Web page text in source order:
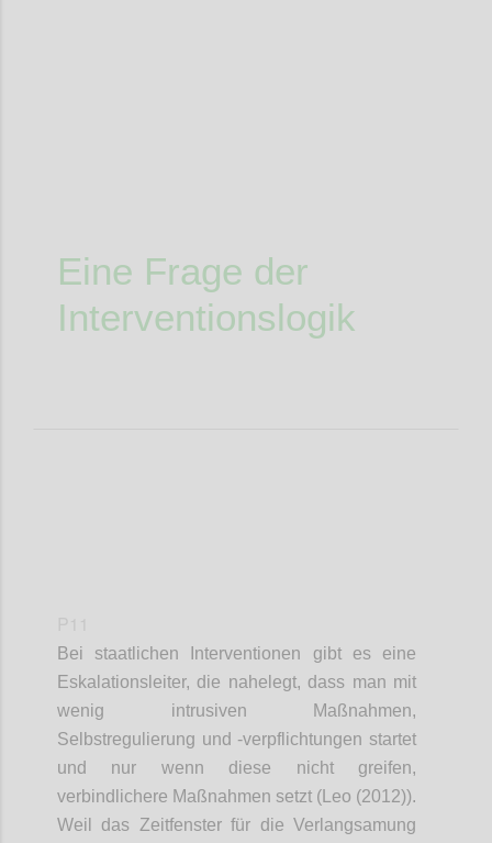
Eine Frage der
Interventionslogik
Bei staatlichen Interventionen gibt es eine
Eskalationsleiter, die nahelegt, dass man mit
wenig intrusiven Maßnahmen,
Selbstregulierung und -verpflichtungen startet
und nur wenn diese nicht greifen,
verbindlichere Maßnahmen setzt (Leo (2012)).
Weil das Zeitfenster für die Verlangsamung